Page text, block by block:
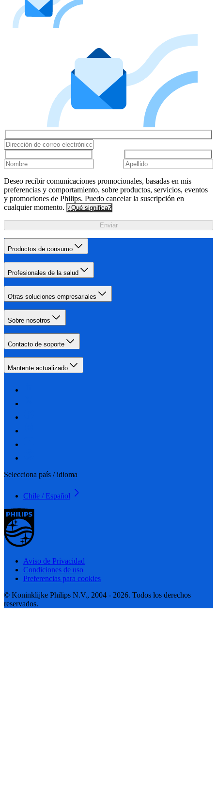
Deseo recibir comunicaciones promocionales, basadas en mis
preferencias y comportamiento, sobre productos, servicios, eventos
y promociones de Philips. Puedo cancelar la suscripción en
cualquier momento. ¿Qué significa?
Enviar
Productos de consumo
Profesionales de la salud
Otras soluciones empresariales
Sobre nosotros
Contacto de soporte
Mantente actualizado
Selecciona país / idioma
Chile / Español
Aviso de Privacidad
Condiciones de uso
Preferencias para cookies
© Koninklijke Philips N.V., 2004 - 2026. Todos los derechos
reservados.